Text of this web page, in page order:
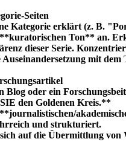
Seiten
Kategorie erklärt (z. B.
Ton** an.
dieser Serie.
mit dem
Blog oder ein
den Goldenen Kreis.**
und strukturiert.
auf die Übermittlung von